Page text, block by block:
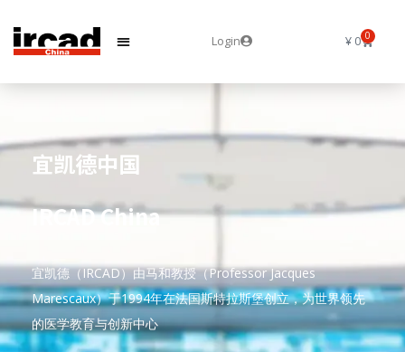
Login ¥0 0
宜凯德中国
IRCAD China
宜凯德（IRCAD）由马和教授（Professor Jacques
Marescaux）于1994年在法国斯特拉斯堡创立，为世界领先
的医学教育与创新中心